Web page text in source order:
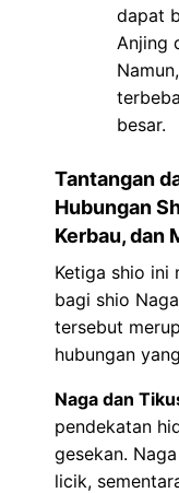
dapat
Anjing
besar.
Tantangan
Hubungan
Kerbau, dan
Ketiga shio ini
bagi shio
tersebut
hubungan
Naga dan
pendekatan
gesekan.
licik,